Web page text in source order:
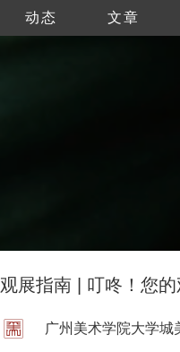
动态 文章
观展指南 | 叮咚！您
广州美术学院大学城